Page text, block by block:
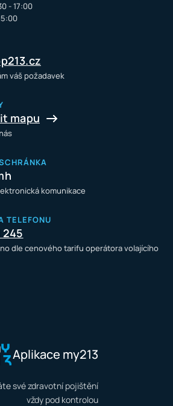
- 17:00
váš požadavek
mapu
komunikace
TELEFONU
245
dle cenového tarifu operátora volajícího
Aplikace my213
své zdravotní pojištění
vždy pod kontrolou